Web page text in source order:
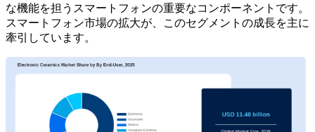
な機能を担うスマートフォンの重要なコンポーネントです。
スマートフォン市場の拡大が、このセグメントの成長を主に
牽引しています。